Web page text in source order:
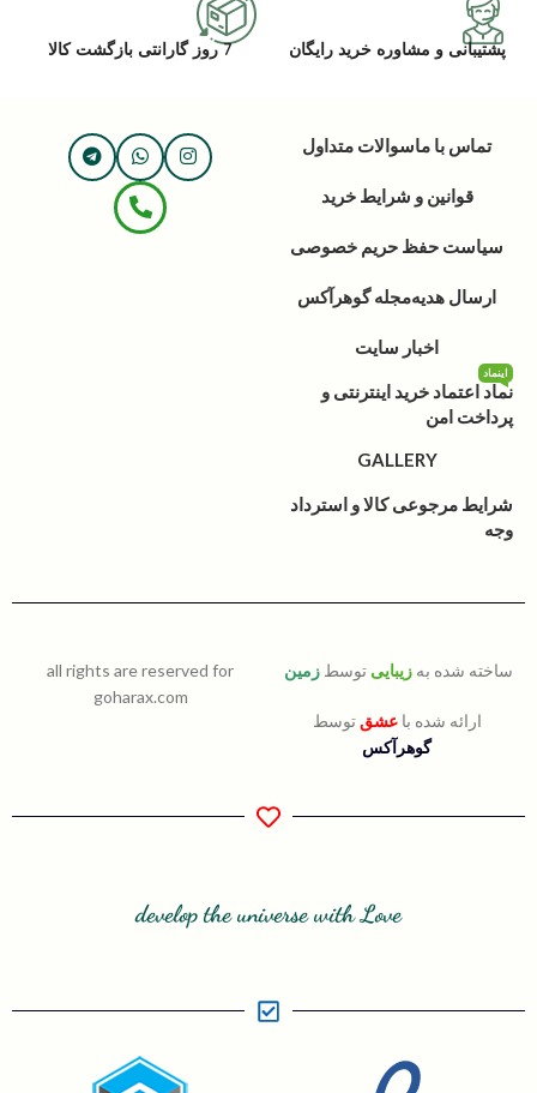
پشتیبانی و مشاوره خرید رایگان 7 روز گارانتی بازگشت کالا
تماس با ماسوالات متداول
قوانین و شرایط خرید
سیاست حفظ حریم خصوصی
ارسال هدیهمجله گوهرآکس
اخبار سایت
نماد اعتماد خرید اینترنتی و
پرداخت امن
اینماد
GALLERY
شرایط مرجوعی کالا و استرداد
وجه
ساخته شده به زیبایی توسط زمین
ارائه شده باعشق توسط
گوهرآکس
all rights are reserved for
goharax.com
develop the universe with Love